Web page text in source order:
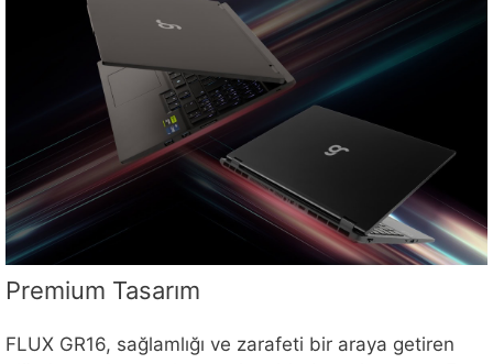
Premium Tasarım
FLUX GR16, sağlamlığı ve zarafeti bir araya getiren